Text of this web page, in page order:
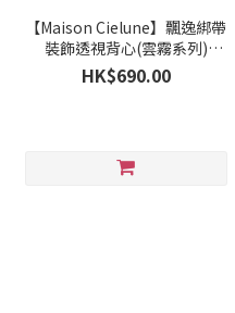
【Maison Cielune】飄逸綁帶
裝飾透視背心(雲霧系列)
MWAK262643
HK$690.00